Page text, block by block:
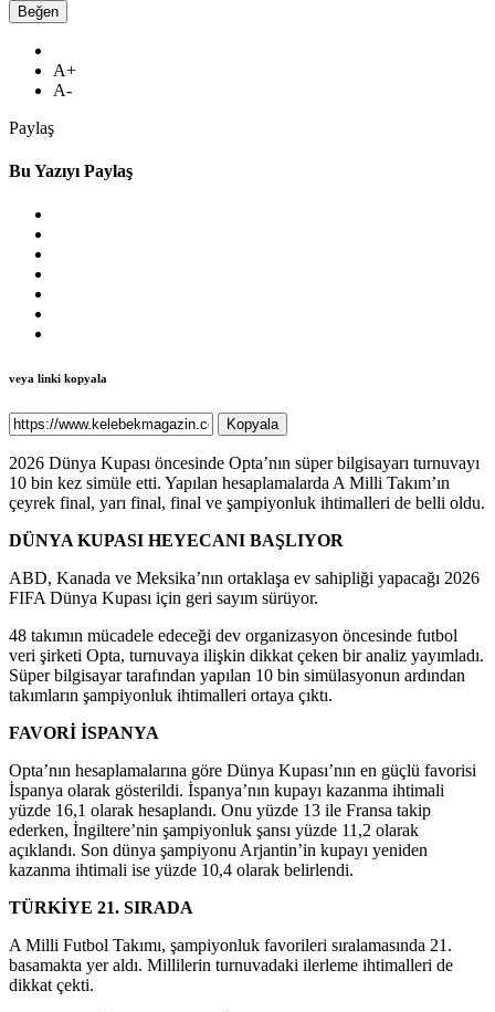
Beğen
A+
A-
Paylaş
Bu Yazıyı Paylaş
veya linki kopyala
Kopyala
2026 Dünya Kupası öncesinde Opta’nın süper bilgisayarı turnuvayı
10 bin kez simüle etti. Yapılan hesaplamalarda A Milli Takım’ın
çeyrek final, yarı final, final ve şampiyonluk ihtimalleri de belli oldu.
DÜNYA KUPASI HEYECANI BAŞLIYOR
ABD, Kanada ve Meksika’nın ortaklaşa ev sahipliği yapacağı 2026
FIFA Dünya Kupası için geri sayım sürüyor.
48 takımın mücadele edeceği dev organizasyon öncesinde futbol
veri şirketi Opta, turnuvaya ilişkin dikkat çeken bir analiz yayımladı.
Süper bilgisayar tarafından yapılan 10 bin simülasyonun ardından
takımların şampiyonluk ihtimalleri ortaya çıktı.
FAVORİ İSPANYA
Opta’nın hesaplamalarına göre Dünya Kupası’nın en güçlü favorisi
İspanya olarak gösterildi. İspanya’nın kupayı kazanma ihtimali
yüzde 16,1 olarak hesaplandı. Onu yüzde 13 ile Fransa takip
ederken, İngiltere’nin şampiyonluk şansı yüzde 11,2 olarak
açıklandı. Son dünya şampiyonu Arjantin’in kupayı yeniden
kazanma ihtimali ise yüzde 10,4 olarak belirlendi.
TÜRKİYE 21. SIRADA
A Milli Futbol Takımı, şampiyonluk favorileri sıralamasında 21.
basamakta yer aldı. Millilerin turnuvadaki ilerleme ihtimalleri de
dikkat çekti.